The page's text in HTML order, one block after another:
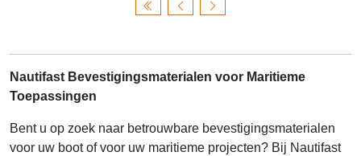
Nautifast Bevestigingsmaterialen voor Maritieme
Toepassingen
Bent u op zoek naar betrouwbare bevestigingsmaterialen
voor uw boot of voor uw maritieme projecten? Bij Nautifast